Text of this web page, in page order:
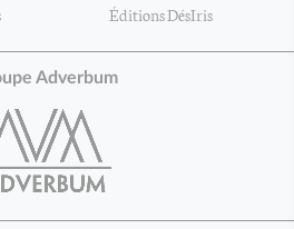
Éditions DésIris
Adverbum